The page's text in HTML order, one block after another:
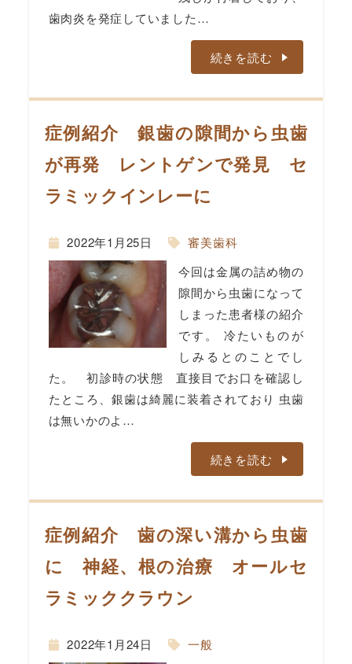
歯肉炎を発症していました…
続きを読む
症例紹介 銀歯の隙間から虫歯
が再発 レントゲンで発見 セ
ラミックインレーに
2022年1月25日
審美歯科
今回は金属の詰め物の
隙間から虫歯になって
しまった患者様の紹介
です。 冷たいものが
しみるとのことでし
た。 初診時の状態 直接目でお口を確認し
たところ、銀歯は綺麗に装着されており 虫歯
は無いかのよ…
続きを読む
症例紹介 歯の深い溝から虫歯
に 神経、根の治療 オールセ
ラミッククラウン
2022年1月24日
一般